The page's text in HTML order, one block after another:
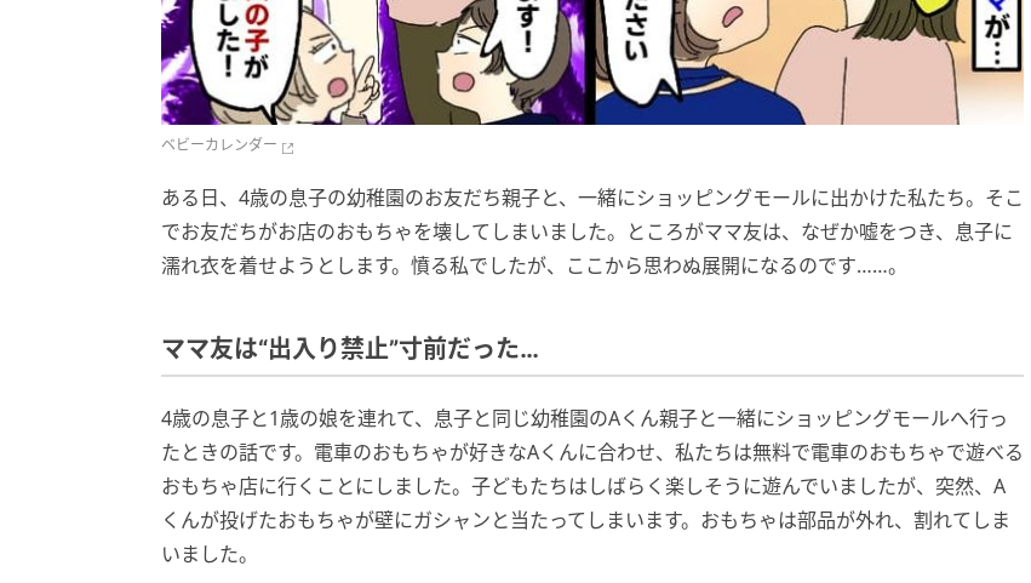
ベビーカレンダー
ある日、4歳の息子の幼稚園のお友だち親子と、一緒にショッピングモールに出かけた私たち。そこ
でお友だちがお店のおもちゃを壊してしまいました。ところがママ友は、なぜか嘘をつき、息子に
濡れ衣を着せようとします。憤る私でしたが、ここから思わぬ展開になるのです……。
ママ友は“出入り禁止”寸前だった…
4歳の息子と1歳の娘を連れて、息子と同じ幼稚園のAくん親子と一緒にショッピングモールへ行っ
たときの話です。電車のおもちゃが好きなAくんに合わせ、私たちは無料で電車のおもちゃで遊べる
おもちゃ店に行くことにしました。子どもたちはしばらく楽しそうに遊んでいましたが、突然、A
くんが投げたおもちゃが壁にガシャンと当たってしまいます。おもちゃは部品が外れ、割れてしま
いました。